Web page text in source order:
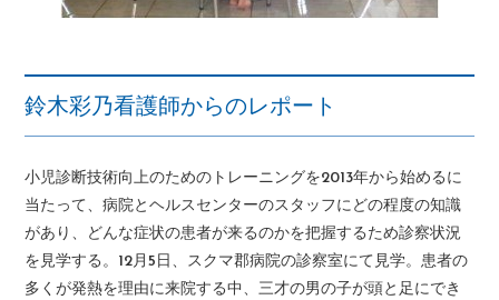
鈴木彩乃看護師からのレポート
小児診断技術向上のためのトレーニングを2013年から始めるに
当たって、病院とヘルスセンターのスタッフにどの程度の知識
があり、どんな症状の患者が来るのかを把握するため診察状況
を見学する。12月5日、スクマ郡病院の診察室にて見学。患者の
多くが発熱を理由に来院する中、三才の男の子が頭と足にでき